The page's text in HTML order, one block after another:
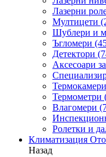
Лазерни
Мултицети
Шублери и
Ъгломери
Детектори
Аксесоари
Термокамери
Термометри
Влагомери
Ролетки и
Климатизация
Назад